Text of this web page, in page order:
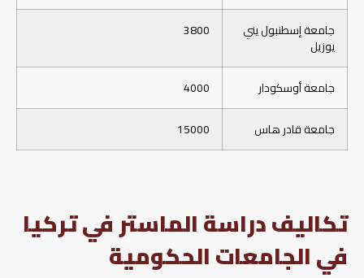
جامعة إسطنبول يني
يوزيل
3800
جامعة أوسكودار
4000
جامعة قادر هاس
15000
تكاليف دراسة الماستر في تركيا
في الجامعات الحكومية